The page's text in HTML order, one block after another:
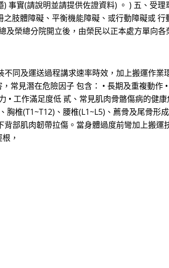
事實(請說明並請提供佐證資料) 。 ) 五、受
肢體障礙、平衡機能障礙、或行動障礙或
及榮總分院開立後，由榮民以正本處方單向
同及運送過程講求速率時效，加上搬運作
常見潛在危險因子 包含： • 長期及重複動作
• 工作滿足度低 貳、常見肌肉骨骼傷病的健
胸椎(T1~T12)、腰椎(L1~L5)、薦骨及尾骨
部肌肉韌帶拉傷。當身體過度前彎加上搬
，